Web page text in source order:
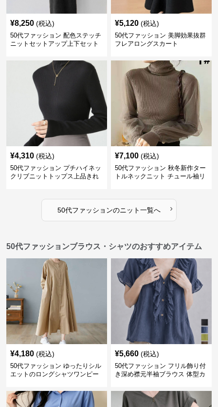
¥8,250 (税込)
50代ファッション 配色ステッチ
ニットセットアップ上下セット
¥5,120 (税込)
50代ファッション 美脚効果抜群
フレアロングスカート
¥4,310 (税込)
50代ファッション プチハイネッ
クリブニットトップス上品きれ
¥7,100 (税込)
50代ファッション 秋冬新作ター
トルネックニット チュール袖リ
50代ファッションのニット一覧へ ›
50代ファッションブラウス・シャツのおすすめアイテム
¥4,180 (税込)
50代ファッション ゆったりシル
エットのロングシャツワンピー
¥5,660 (税込)
50代ファッション フリル飾り付
き深め襟元半袖ブラウス 体型カ